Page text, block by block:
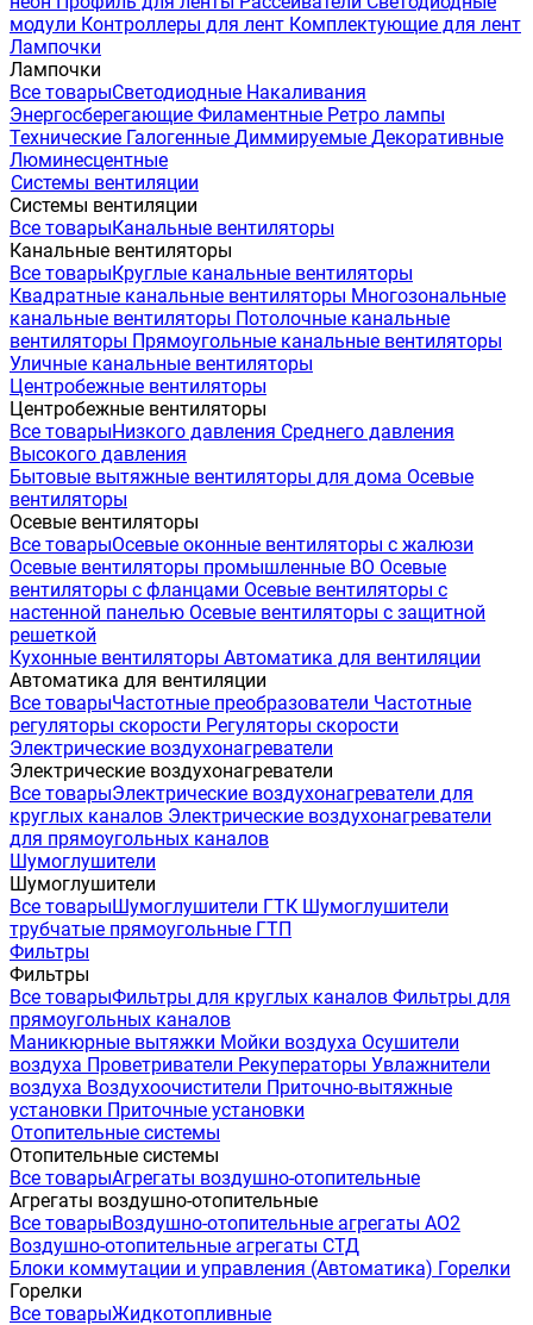
модули Контроллеры для лент Комплектующие для лент
Лампочки
Лампочки
Все товарыСветодиодные Накаливания
Энергосберегающие Филаментные Ретро лампы
Технические Галогенные Диммируемые Декоративные
Люминесцентные
Системы вентиляции
Системы вентиляции
Все товарыКанальные вентиляторы
Канальные вентиляторы
Все товарыКруглые канальные вентиляторы
Квадратные канальные вентиляторы Многозональные
канальные вентиляторы Потолочные канальные
вентиляторы Прямоугольные канальные вентиляторы
Уличные канальные вентиляторы
Центробежные вентиляторы
Центробежные вентиляторы
Все товарыНизкого давления Среднего давления
Высокого давления
Бытовые вытяжные вентиляторы для дома Осевые
вентиляторы
Осевые вентиляторы
Все товарыОсевые оконные вентиляторы с жалюзи
Осевые вентиляторы промышленные ВО Осевые
вентиляторы с фланцами Осевые вентиляторы с
настенной панелью Осевые вентиляторы с защитной
решеткой
Кухонные вентиляторы Автоматика для вентиляции
Автоматика для вентиляции
Все товарыЧастотные преобразователи Частотные
регуляторы скорости Регуляторы скорости
Электрические воздухонагреватели
Электрические воздухонагреватели
Все товарыЭлектрические воздухонагреватели для
круглых каналов Электрические воздухонагреватели
для прямоугольных каналов
Шумоглушители
Шумоглушители
Все товарыШумоглушители ГТК Шумоглушители
трубчатые прямоугольные ГТП
Фильтры
Фильтры
Все товарыФильтры для круглых каналов Фильтры для
прямоугольных каналов
Маникюрные вытяжки Мойки воздуха Осушители
воздуха Проветриватели Рекуператоры Увлажнители
воздуха Воздухоочистители Приточно-вытяжные
установки Приточные установки
Отопительные системы
Отопительные системы
Все товарыАгрегаты воздушно-отопительные
Агрегаты воздушно-отопительные
Все товарыВоздушно-отопительные агрегаты АО2
Воздушно-отопительные агрегаты СТД
Блоки коммутации и управления (Автоматика) Горелки
Горелки
Все товарыЖидкотопливные